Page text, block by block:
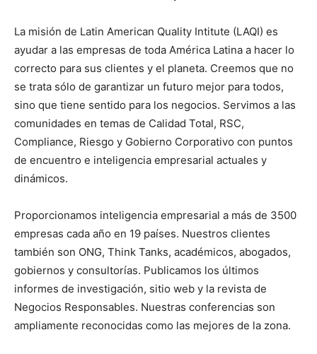
La misión de Latin American Quality Intitute (LAQI) es
ayudar a las empresas de toda América Latina a hacer lo
correcto para sus clientes y el planeta. Creemos que no
se trata sólo de garantizar un futuro mejor para todos,
sino que tiene sentido para los negocios. Servimos a las
comunidades en temas de Calidad Total, RSC,
Compliance, Riesgo y Gobierno Corporativo con puntos
de encuentro e inteligencia empresarial actuales y
dinámicos.
Proporcionamos inteligencia empresarial a más de 3500
empresas cada año en 19 países. Nuestros clientes
también son ONG, Think Tanks, académicos, abogados,
gobiernos y consultorías. Publicamos los últimos
informes de investigación, sitio web y la revista de
Negocios Responsables. Nuestras conferencias son
ampliamente reconocidas como las mejores de la zona.